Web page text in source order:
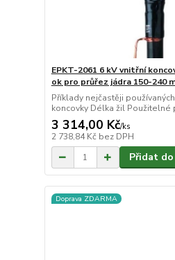
EPKT-2061 6 kV vnitřní
ok pro průřez jádra 150-240
Příklady nejčastěji
koncovky Délka žil Použitelné
3 314,00 Kč/ks
2 738,84 Kč bez DPH
Přidat
Doprava ZDARMA